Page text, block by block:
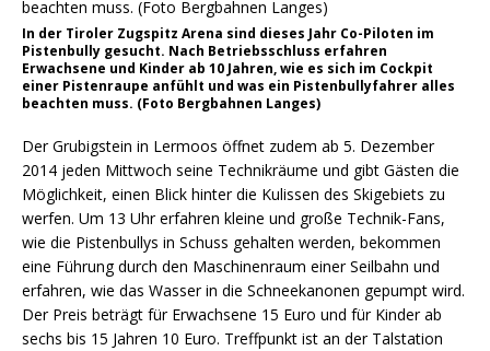
In der Tiroler Zugspitz Arena sind dieses Jahr Co-Piloten im
Pistenbully gesucht. Nach Betriebsschluss erfahren
Erwachsene und Kinder ab 10 Jahren, wie es sich im Cockpit
einer Pistenraupe anfühlt und was ein Pistenbullyfahrer alles
beachten muss. (Foto Bergbahnen Langes)
Der Grubigstein in Lermoos öffnet zudem ab 5. Dezember
2014 jeden Mittwoch seine Technikräume und gibt Gästen die
Möglichkeit, einen Blick hinter die Kulissen des Skigebiets zu
werfen. Um 13 Uhr erfahren kleine und große Technik-Fans,
wie die Pistenbullys in Schuss gehalten werden, bekommen
eine Führung durch den Maschinenraum einer Seilbahn und
erfahren, wie das Wasser in die Schneekanonen gepumpt wird.
Der Preis beträgt für Erwachsene 15 Euro und für Kinder ab
sechs bis 15 Jahren 10 Euro. Treffpunkt ist an der Talstation